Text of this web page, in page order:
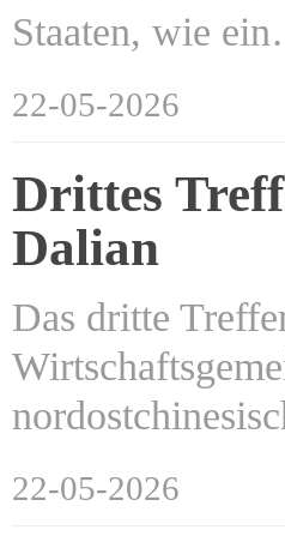
Staaten, wie
22-05-2026
Drittes
Dalian
Das dritte
22-05-2026